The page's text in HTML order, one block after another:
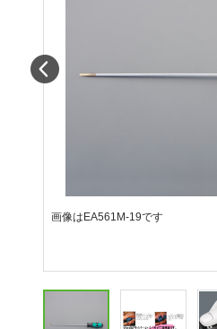
画像はEA561M-19です